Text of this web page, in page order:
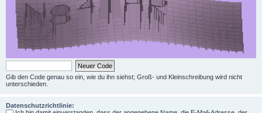
Gib den Code genau so ein, wie du ihn siehst; Groß- und Kleinschreibung wird nicht
unterschieden.
Datenschutzrichtlinie: